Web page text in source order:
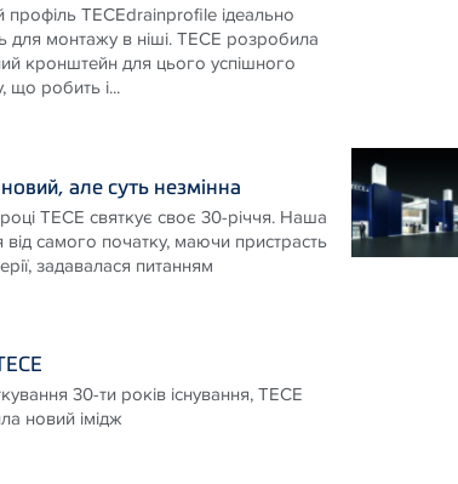
TECEdrainprofile ідеально
для монтажу в ніші. TECE розробила
кронштейн для цього успішного
що робить і...
але суть незмінна
ТЕСЕ святкує своє 30-річчя. Наша
від самого початку, маючи пристрасть
задавалася питанням
30-ти років існування, ТЕСЕ
новий імідж